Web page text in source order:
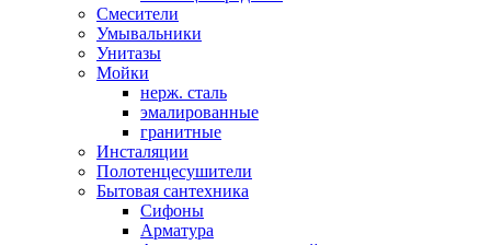
Смесители
Умывальники
Унитазы
Мойки
нерж. сталь
эмалированные
гранитные
Инсталяции
Полотенцесушители
Бытовая сантехника
Сифоны
Арматура